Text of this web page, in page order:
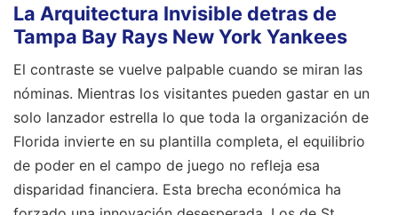
La Arquitectura Invisible detras de
Tampa Bay Rays New York Yankees
El contraste se vuelve palpable cuando se miran las
nóminas. Mientras los visitantes pueden gastar en un
solo lanzador estrella lo que toda la organización de
Florida invierte en su plantilla completa, el equilibrio
de poder en el campo de juego no refleja esa
disparidad financiera. Esta brecha económica ha